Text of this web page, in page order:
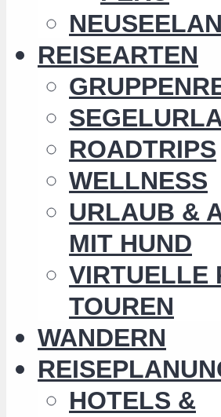
REISEARTEN
ROADTRIPS
WELLNESS
URLAUB &
MIT HUND
VIRTUELLE
TOUREN
WANDERN
HOTELS &